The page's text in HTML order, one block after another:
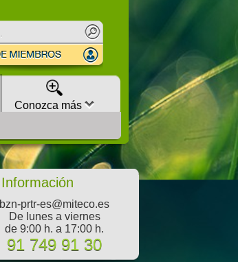
Buscar
Conozca más
Información
bzn-prtr-es@miteco.es
De lunes a viernes
de 9:00 h. a 17:00 h.
91 749 91 30